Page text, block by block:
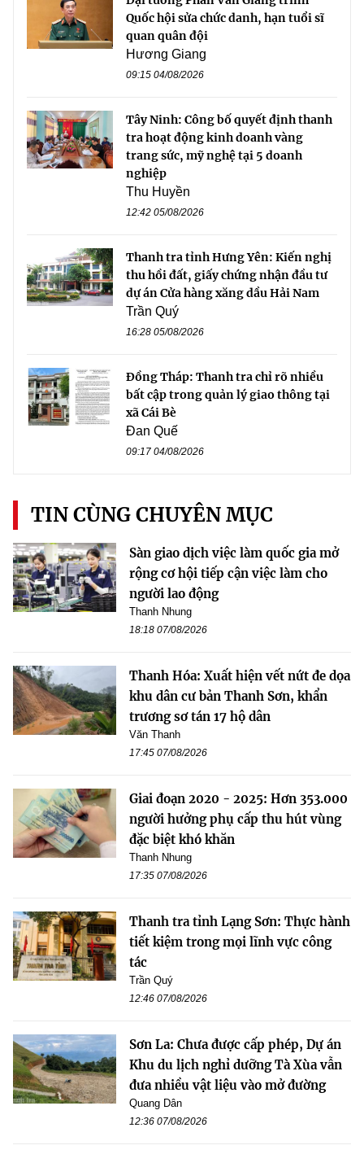
Quốc hội sửa chức danh, hạn tuổi sĩ
quan quân đội
Hương Giang
09:15 04/08/2026
Tây Ninh: Công bố quyết định thanh
tra hoạt động kinh doanh vàng
trang sức, mỹ nghệ tại 5 doanh
nghiệp
Thu Huyền
12:42 05/08/2026
Thanh tra tỉnh Hưng Yên: Kiến nghị
thu hồi đất, giấy chứng nhận đầu tư
dự án Cửa hàng xăng dầu Hải Nam
Trần Quý
16:28 05/08/2026
Đồng Tháp: Thanh tra chỉ rõ nhiều
bất cập trong quản lý giao thông tại
xã Cái Bè
Đan Quế
09:17 04/08/2026
TIN CÙNG CHUYÊN MỤC
Sàn giao dịch việc làm quốc gia mở
rộng cơ hội tiếp cận việc làm cho
người lao động
Thanh Nhung
18:18 07/08/2026
Thanh Hóa: Xuất hiện vết nứt đe dọa
khu dân cư bản Thanh Sơn, khẩn
trương sơ tán 17 hộ dân
Văn Thanh
17:45 07/08/2026
Giai đoạn 2020 - 2025: Hơn 353.000
người hưởng phụ cấp thu hút vùng
đặc biệt khó khăn
Thanh Nhung
17:35 07/08/2026
Thanh tra tỉnh Lạng Sơn: Thực hành
tiết kiệm trong mọi lĩnh vực công
tác
Trần Quý
12:46 07/08/2026
Sơn La: Chưa được cấp phép, Dự án
Khu du lịch nghỉ dưỡng Tà Xùa vẫn
đưa nhiều vật liệu vào mở đường
Quang Dân
12:36 07/08/2026